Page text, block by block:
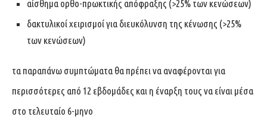
αίσθημα ορθο-πρωκτικής απόφραξης (>25% των κενώσεων)
δακτυλικοί χειρισμοί για διευκόλυνση της κένωσης (>25%
των κενώσεων)
τα παραπάνω συμπτώματα θα πρέπει να αναφέρονται για
περισσότερες από 12 εβδομάδες και η έναρξη τους να είναι μέσα
στο τελευταίο 6-μηνο